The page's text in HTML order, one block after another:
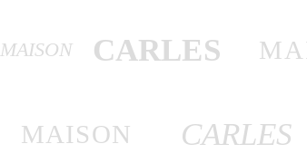
MAISON CARLES
MAISON CARLES